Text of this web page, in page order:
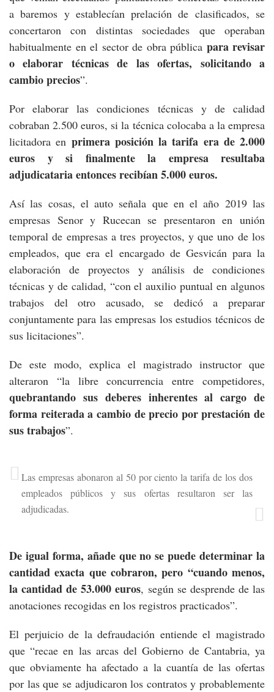
a baremos y establecían prelación de clasificados, se
concertaron con distintas sociedades que operaban
habitualmente en el sector de obra pública para revisar
o elaborar técnicas de las ofertas, solicitando a
cambio precios”.
Por elaborar las condiciones técnicas y de calidad
cobraban 2.500 euros, si la técnica colocaba a la empresa
licitadora en primera posición la tarifa era de 2.000
euros y si finalmente la empresa resultaba
adjudicataria entonces recibían 5.000 euros.
Así las cosas, el auto señala que en el año 2019 las
empresas Senor y Rucecan se presentaron en unión
temporal de empresas a tres proyectos, y que uno de los
empleados, que era el encargado de Gesvicán para la
elaboración de proyectos y análisis de condiciones
técnicas y de calidad, “con el auxilio puntual en algunos
trabajos del otro acusado, se dedicó a preparar
conjuntamente para las empresas los estudios técnicos de
sus licitaciones”.
De este modo, explica el magistrado instructor que
alteraron “la libre concurrencia entre competidores,
quebrantando sus deberes inherentes al cargo de
forma reiterada a cambio de precio por prestación de
sus trabajos”.
Las empresas abonaron al 50 por ciento la tarifa de los dos
empleados públicos y sus ofertas resultaron ser las
adjudicadas.
De igual forma, añade que no se puede determinar la
cantidad exacta que cobraron, pero “cuando menos,
la cantidad de 53.000 euros, según se desprende de las
anotaciones recogidas en los registros practicados”.
El perjuicio de la defraudación entiende el magistrado
que “recae en las arcas del Gobierno de Cantabria, ya
que obviamente ha afectado a la cuantía de las ofertas
por las que se adjudicaron los contratos y probablemente